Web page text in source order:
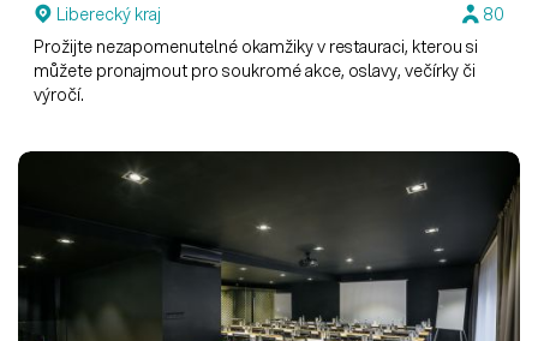
Liberecký kraj
80
Prožijte nezapomenutelné okamžiky v restauraci, kterou si
můžete pronajmout pro soukromé akce, oslavy, večírky či
výročí.